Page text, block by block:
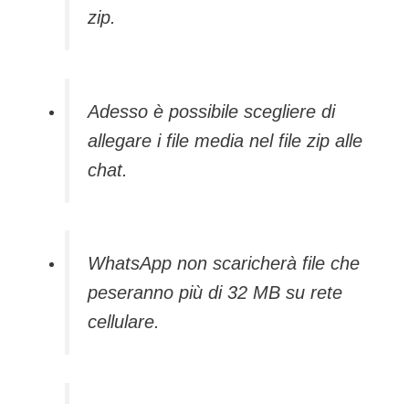
zip.
Adesso è possibile scegliere di
allegare i file media nel file zip alle
chat.
WhatsApp non scaricherà file che
peseranno più di 32 MB su rete
cellulare.